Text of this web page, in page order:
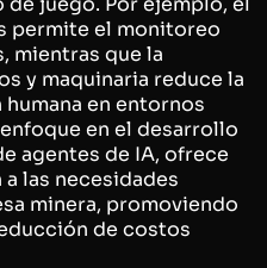
permite el monitoreo
mientras que la
y maquinaria reduce la
en entornos
en el desarrollo
agentes de IA, ofrece
las necesidades
minera, promoviendo
de costos